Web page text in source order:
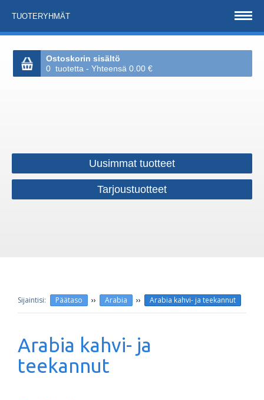
TUOTERYHMÄT
Ostoskorin sisältö
0 tuotetta - Yhteensä 0.00 €
Uusimmat tuotteet
Tarjoustuotteet
Päätaso ›› Arabia ›› Arabia kahvi- ja teekannut
Arabia kahvi- ja
teekannut